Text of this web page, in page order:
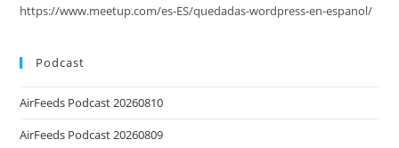
https://www.meetup.com/es-ES/quedadas-wordpress-en-espanol/
Podcast
AirFeeds Podcast 20260810
AirFeeds Podcast 20260809